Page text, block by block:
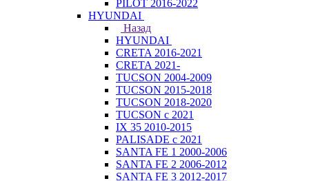
PILOT 2016-2022
HYUNDAI
Назад
HYUNDAI
CRETA 2016-2021
CRETA 2021-
TUCSON 2004-2009
TUCSON 2015-2018
TUCSON 2018-2020
TUCSON с 2021
IX 35 2010-2015
PALISADE с 2021
SANTA FE 1 2000-2006
SANTA FE 2 2006-2012
SANTA FE 3 2012-2017